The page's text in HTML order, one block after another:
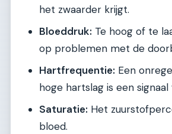
het zwaarder krijgt.
Bloeddruk: Te hoog of te
op problemen met de
Hartfrequentie: Een
hoge hartslag is een signaal
Saturatie: Het
bloed.